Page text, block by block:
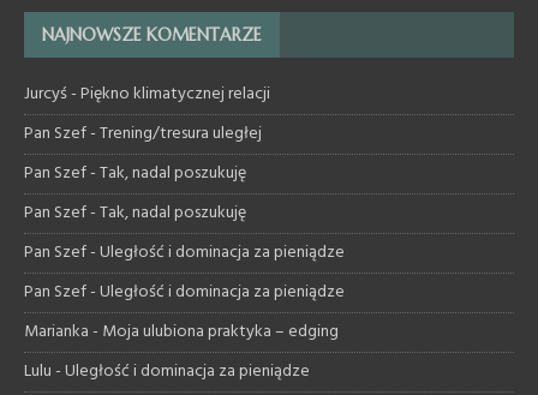
NAJNOWSZE KOMENTARZE
Jurcyś-Piękno klimatycznej relacji
Pan Szef-Trening/tresura uległej
Pan Szef-Tak, nadal poszukuję
Pan Szef-Tak, nadal poszukuję
Pan Szef-Uległość i dominacja za pieniądze
Pan Szef-Uległość i dominacja za pieniądze
Marianka- Moja ulubiona praktyka – edging
Lulu-Uległość i dominacja za pieniądze